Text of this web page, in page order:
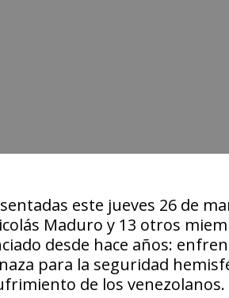
este jueves 26 de
Maduro y 13 otros
desde hace años:
para la seguridad
de los venezolanos.